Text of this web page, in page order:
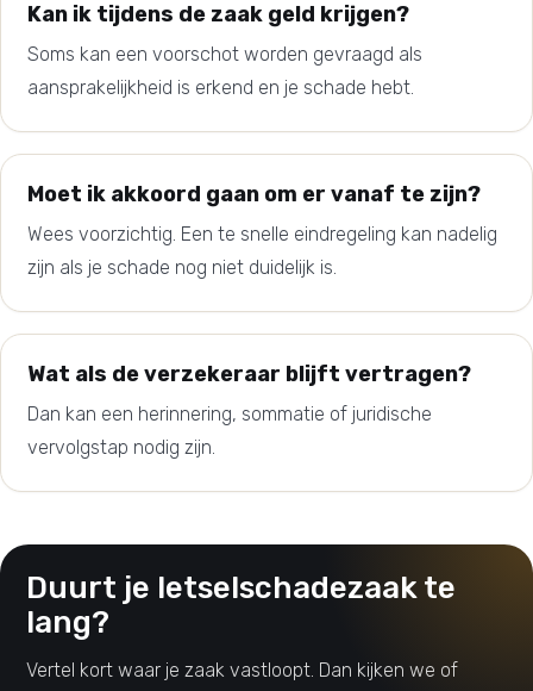
Kan ik tijdens de zaak geld krijgen?
Soms kan een voorschot worden gevraagd als
aansprakelijkheid is erkend en je schade hebt.
Moet ik akkoord gaan om er vanaf te zijn?
Wees voorzichtig. Een te snelle eindregeling kan nadelig
zijn als je schade nog niet duidelijk is.
Wat als de verzekeraar blijft vertragen?
Dan kan een herinnering, sommatie of juridische
vervolgstap nodig zijn.
Duurt je letselschadezaak te
lang?
Vertel kort waar je zaak vastloopt. Dan kijken we of